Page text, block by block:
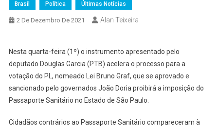
Brasil Política Últimas Notícias
2 De Dezembro De 2021 Alan Teixeira
Nesta quarta-feira (1º) o instrumento apresentado pelo
deputado Douglas Garcia (PTB) acelera o processo para a
votação do PL, nomeado Lei Bruno Graf, que se aprovado e
sancionado pelo governados João Doria proibirá a imposição do
Passaporte Sanitário no Estado de São Paulo.
Cidadãos contrários ao Passaporte Sanitário compareceram à